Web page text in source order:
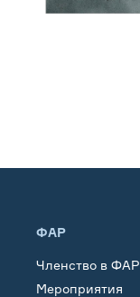
ФАР
Членство в ФАР
Мероприятия